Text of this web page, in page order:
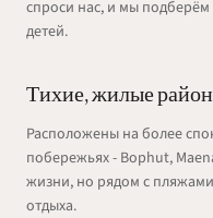
спроси нас, и мы
детей.
Тихие, жилые
Расположены на более
побережьях - Bophut,
жизни, но рядом с
отдыха.